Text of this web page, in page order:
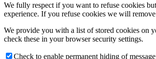
We fully respect if you want to refuse cookies
experience. If you refuse cookies we will
We provide you with a list of stored cookies on
check these in your browser security settings.
Check to enable permanent hiding of